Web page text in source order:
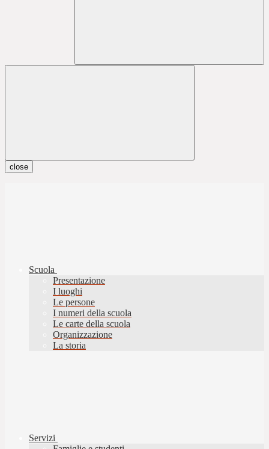
close
Scuola
Presentazione
I luoghi
Le persone
I numeri della scuola
Le carte della scuola
Organizzazione
La storia
Servizi